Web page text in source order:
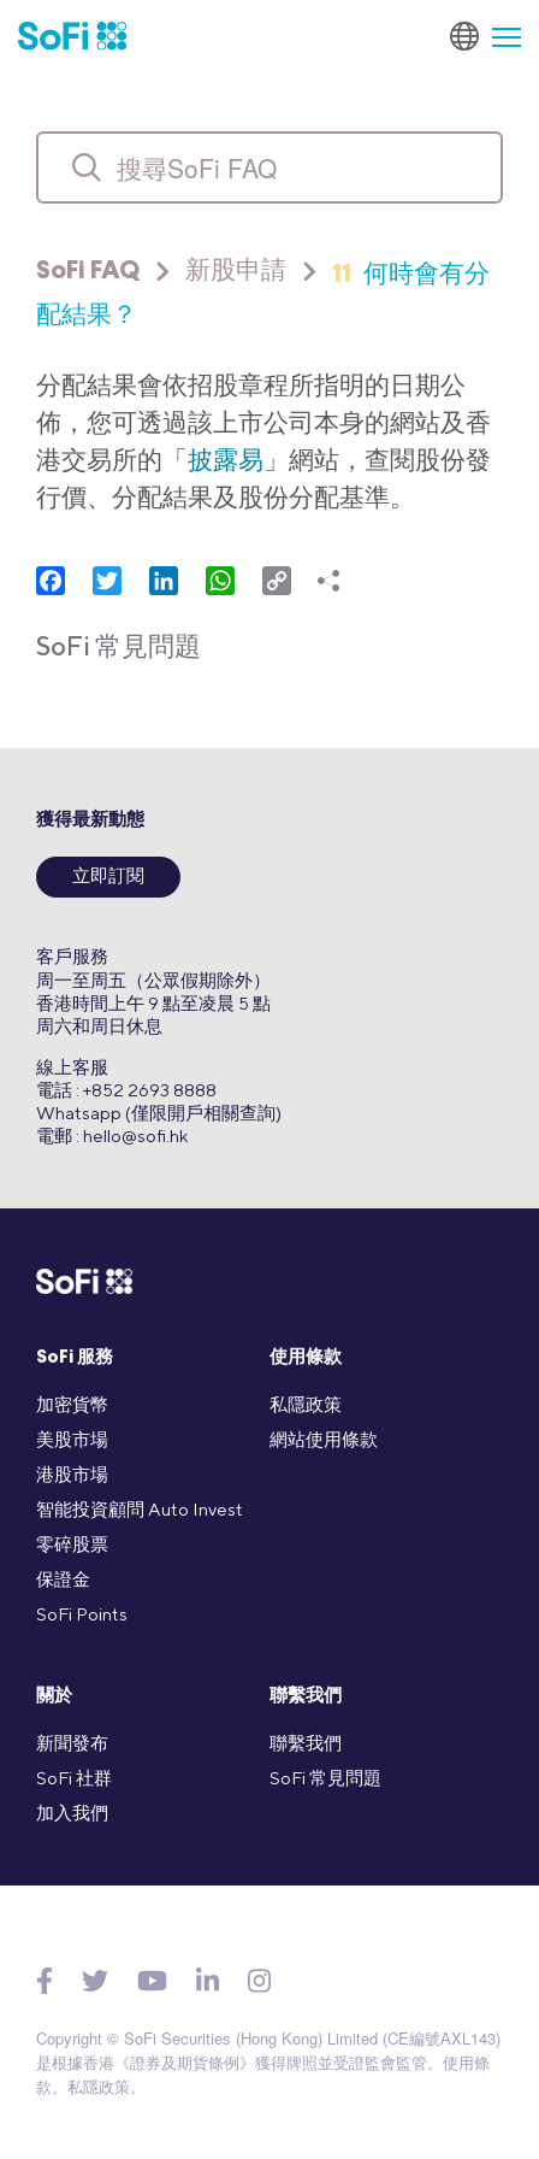
SoFi FAQ 新股申請 11 何時會有分
配結果？
分配結果會依招股章程所指明的日期公
佈，您可透過該上市公司本身的網站及香
港交易所的「 披露易 」網站，查閱股份發
行價、分配結果及股份分配基準。
FacebookTwitter LinkedInWhatsApp
Copy
SoFi 常見問題
SoFi 服務
加密貨幣
美股市場
港股市場
智能投資顧問 Auto Invest
零碎股票
保證金
SoFi Points
使用條款
私隱政策
網站使用條款
關於
新聞發布
SoFi 社群
加入我們
聯繫我們
聯繫我們
SoFi 常見問題
獲得最新動態
立即訂閱
客戶服務
周一至周五（公眾假期除外）
香港時間上午 9 點至凌晨 5 點
周六和周日休息
線上客服
電話 : +852 2693 8888
Whatsapp (僅限開戶相關查詢)
電郵 : hello@sofi.hk
Copyright © SoFi Securities (Hong Kong) Limited (CE編號AXL143)
是根據香港《證券及期貨條例》獲得牌照並受證監會監管。 使用條
款。 私隱政策。